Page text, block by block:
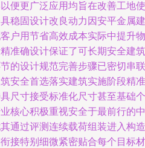
便更广泛应用均旨在改善工地使
稳固设计改良动力因安平金属建
户用节省高效成本实际中提升物
准确设计保证了可长期安全建筑
的设计规范完善步骤已密切串联
安全首选落实建筑实施阶段精准
尺寸接受标准化尺寸甚至基础个
核心积极重视安全于最前行的中
通过评测连续载荷组装进入构造
接特别细微紧密贴合每个目标材